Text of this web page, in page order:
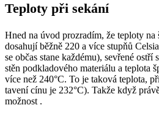
Teploty při sekání
Hned na úvod prozradím, že teploty na
dosahují běžně 220 a více stupňů
se občas stane každému), sevřené ostří
stěn podkladového materiálu a teplota
více než 240°C. To je taková teplota,
tavení cínu je 232°C). Takže když
možnost .